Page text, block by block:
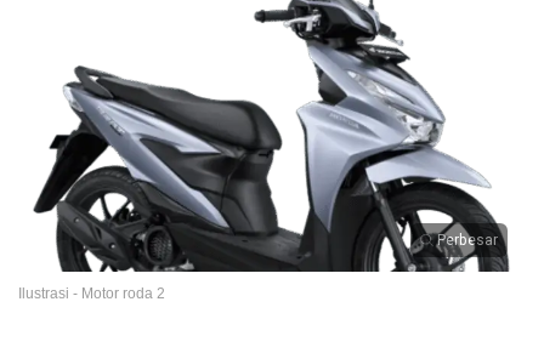
Perbesar
Ilustrasi - Motor roda 2